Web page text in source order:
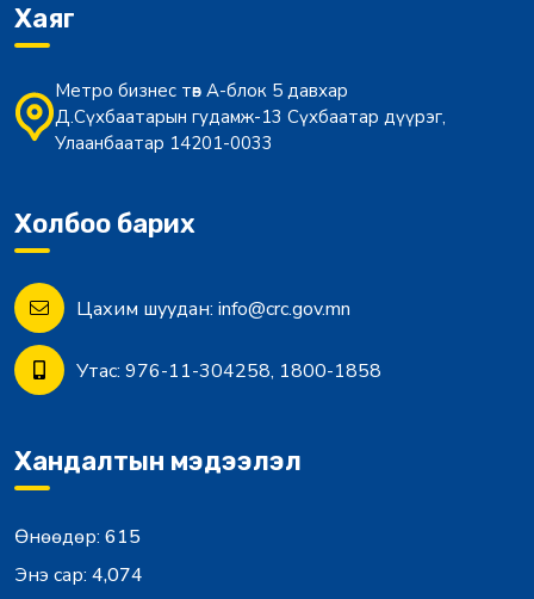
Хаяг
Метро бизнес төв А-блок 5 давхар
Д.Сүхбаатарын гудамж-13 Сүхбаатар дүүрэг,
Улаанбаатар 14201-0033
Холбоо барих
Цахим шуудан: info@crc.gov.mn
Утас: 976-11-304258, 1800-1858
Хандалтын мэдээлэл
Өнөөдөр: 615
Энэ сар: 4,074